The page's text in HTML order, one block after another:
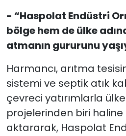
- “Haspolat Endüstri
bölge hem de ülke
atmanın gururunu
Harmancı, arıtma
sistemi ve septik atık
çevreci yatırımlarla
projelerinden biri
aktararak, Haspolat